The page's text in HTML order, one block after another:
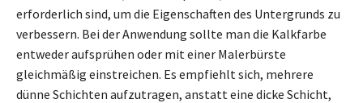
erforderlich sind, um die Eigenschaften des Untergrunds zu
verbessern. Bei der Anwendung sollte man die Kalkfarbe
entweder aufsprühen oder mit einer Malerbürste
gleichmäßig einstreichen. Es empfiehlt sich, mehrere
dünne Schichten aufzutragen, anstatt eine dicke Schicht,